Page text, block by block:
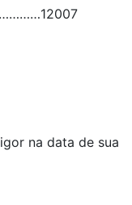
12007
na data de sua